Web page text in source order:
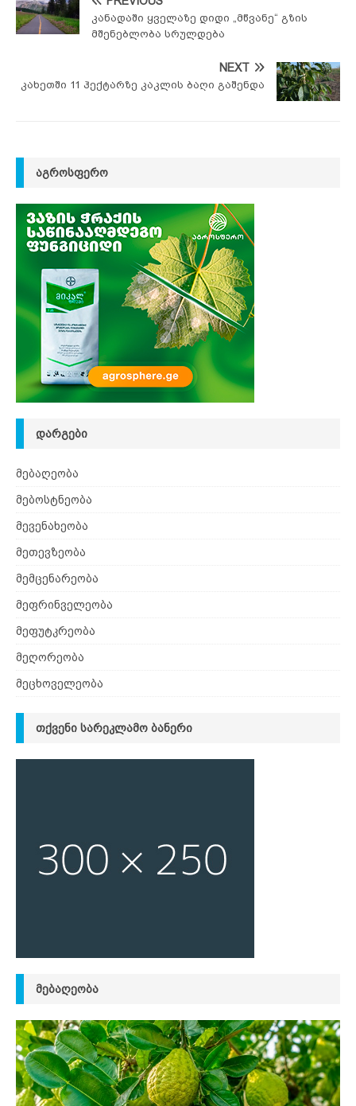
კანადაში ყველაზე დიდი „მწვანე“ გზის
მშენებლობა სრულდება
NEXT
კახეთში 11 ჰექტარზე კაკლის ბაღი გაშენდა
ᲐᲒᲠᲝᲡᲤᲔᲠᲝ
ᲓᲐᲠᲒᲔᲑᲘ
მებაღეობა
მებოსტნეობა
მევენახეობა
მეთევზეობა
მემცენარეობა
მეფრინველეობა
მეფუტკრეობა
მეღორეობა
მეცხოველეობა
ᲗᲥᲕᲔᲜᲘ ᲡᲐᲠᲔᲙᲚᲐᲛᲝ ᲑᲐᲜᲔᲠᲘ
ᲛᲔᲑᲐᲦᲔᲝᲑᲐ